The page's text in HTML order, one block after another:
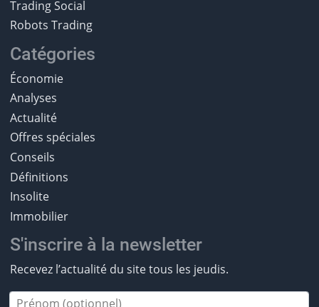
Trading Social
Robots Trading
Catégories
Économie
Analyses
Actualité
Offres spéciales
Conseils
Définitions
Insolite
Immobilier
S'inscrire à la newsletter
Recevez l’actualité du site tous les jeudis.